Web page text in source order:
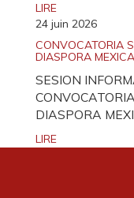
LIRE
24 juin 2026
CONVOCATORIA
DIASPORA
SESION
DIASPORA
LIRE